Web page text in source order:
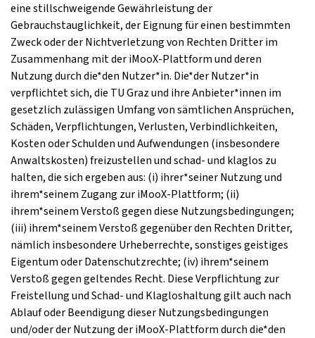
eine stillschweigende Gewährleistung der
Gebrauchstauglichkeit, der Eignung für einen bestimmten
Zweck oder der Nichtverletzung von Rechten Dritter im
Zusammenhang mit der iMooX-Plattform und deren
Nutzung durch die*den Nutzer*in. Die*der Nutzer*in
verpflichtet sich, die TU Graz und ihre Anbieter*innen im
gesetzlich zulässigen Umfang von sämtlichen Ansprüchen,
Schäden, Verpflichtungen, Verlusten, Verbindlichkeiten,
Kosten oder Schulden und Aufwendungen (insbesondere
Anwaltskosten) freizustellen und schad- und klaglos zu
halten, die sich ergeben aus: (i) ihrer*seiner Nutzung und
ihrem*seinem Zugang zur iMooX-Plattform; (ii)
ihrem*seinem Verstoß gegen diese Nutzungsbedingungen;
(iii) ihrem*seinem Verstoß gegenüber den Rechten Dritter,
nämlich insbesondere Urheberrechte, sonstiges geistiges
Eigentum oder Datenschutzrechte; (iv) ihrem*seinem
Verstoß gegen geltendes Recht. Diese Verpflichtung zur
Freistellung und Schad- und Klagloshaltung gilt auch nach
Ablauf oder Beendigung dieser Nutzungsbedingungen
und/oder der Nutzung der iMooX-Plattform durch die*den